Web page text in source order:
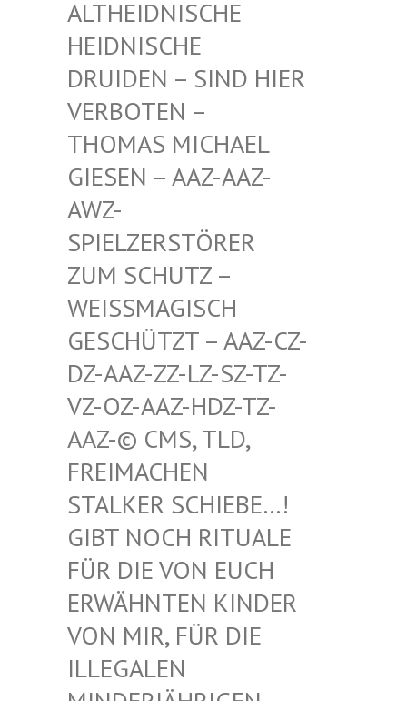
LTHEIDNISCHE H
EIDNISCHE D
RUIDEN – SIND HIER V
ERBOTEN – T
HOMAS MICHAEL G
IESEN – AAZ-AAZ-A
WZ-S
PIELZERSTÖRER Z
UM SCHUTZ – W
EISSMAGISCH GE
SCHÜTZT – AAZ-CZ-DZ
-AAZ-ZZ-LZ-SZ-TZ-VZ
-OZ-AAZ-HDZ-TZ-AA
Z-© CMS, TLD, FR
EIMACHEN ST
ALKER SCHIEBE…! GI
BT NOCH RITUALE FÜ
R DIE VON EUCH ER
WÄHNTEN KINDER VO
N MIR, FÜR DIE IL
LEGALEN MI